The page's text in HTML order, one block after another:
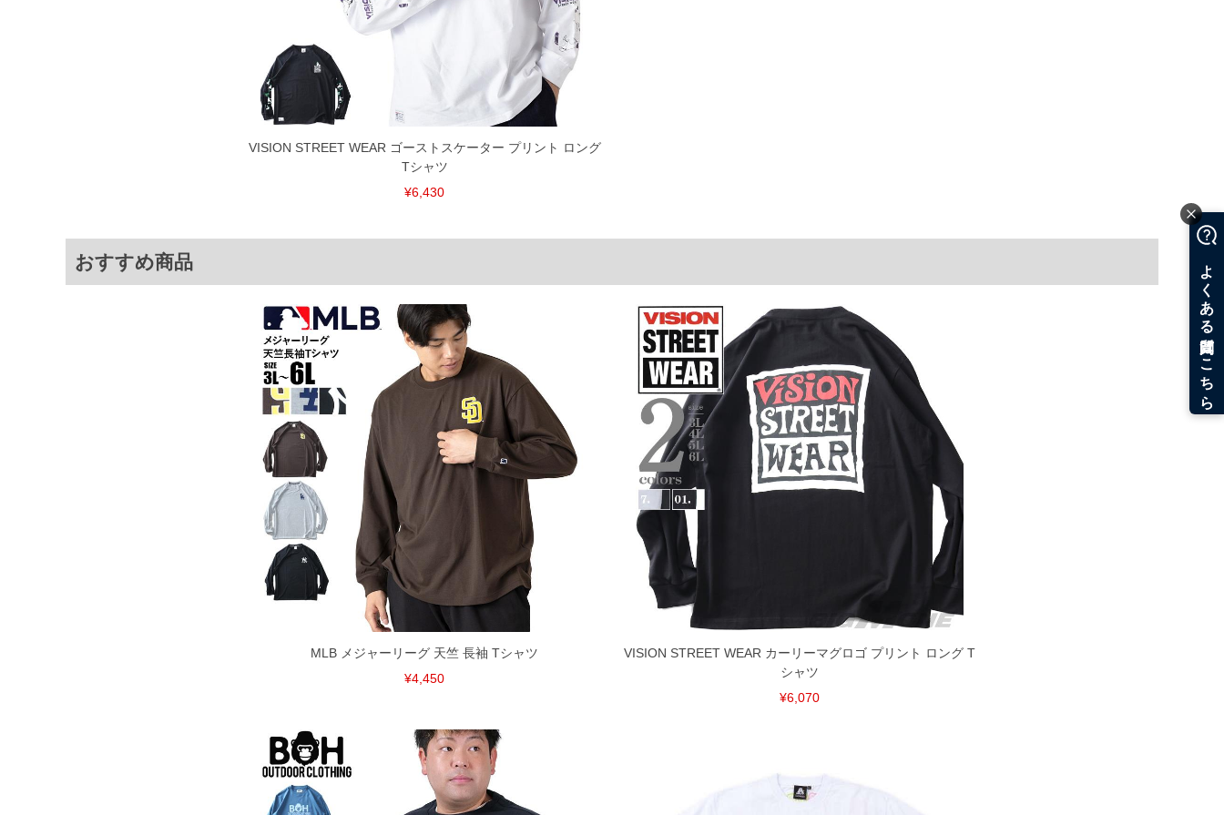
※【ボトムの裾上げをご希望の場合】
裾上げ料金は500円+税となります。
備考欄に股下●cmとご記入下さい。（裾上げ無料対象商品は1本につき税込6,000円以上の品が対象。
1本5,999円以下の商品は有料（500円+税）となります。）
出荷まで約1週間～20日間程お時間を頂く場合がございます。
尚、裾上げした商品は返品・交換不可となりますので、予めご了承下さい。
一部、お直しに対応出来ない商品がございます。(例：裾にファスナーや調節ひもが付いている、極
端なデザインが施されている等)
下着(肌着)やワイシャツは商品の性質上、返品交換不可とさせて頂いております。予めご了承くださ
ITEM INTRODUCTION
VISION STREET WEAR ゴーストスケーター プリント ロング
Tシャツ
¥6,430
おすすめ商品
MLB メジャーリーグ 天竺 長袖 Tシャツ
¥4,450
VISION STREET WEAR カーリーマグロゴ プリント ロング T
シャツ
¥6,070